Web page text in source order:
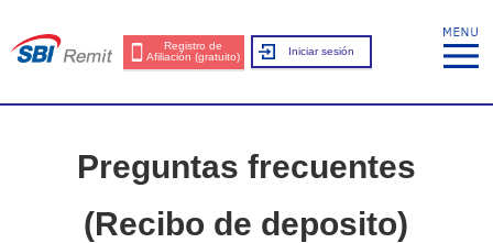
Registro de
Afiliación (gratuito)
Iniciar sesión
Preguntas frecuentes
(Recibo de deposito)